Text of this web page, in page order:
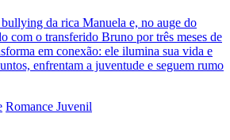
da rica Manuela e, no auge do
com o transferido Bruno por três meses de
em conexão: ele ilumina sua vida e
enfrentam a juventude e seguem rumo
Romance Juvenil